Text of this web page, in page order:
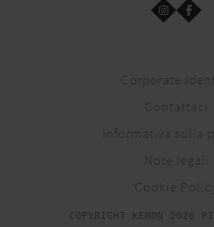
Corporate
Contattaci
Informativa sulla
Note legali
Cookie Policy
COPYRIGHT KEMON 2026